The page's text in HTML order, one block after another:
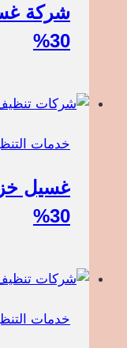
شركة
30%
خدمات
غسيل
30%
خدمات